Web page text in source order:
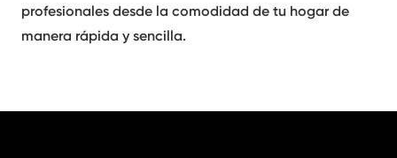
profesionales desde la comodidad de tu hogar de
manera rápida y sencilla.